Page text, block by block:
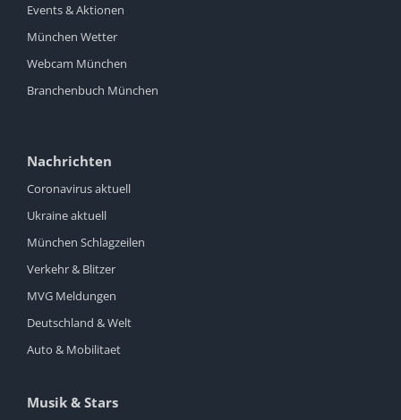
Events & Aktionen
München Wetter
Webcam München
Branchenbuch München
Nachrichten
Coronavirus aktuell
Ukraine aktuell
München Schlagzeilen
Verkehr & Blitzer
MVG Meldungen
Deutschland & Welt
Auto & Mobilitaet
Musik & Stars